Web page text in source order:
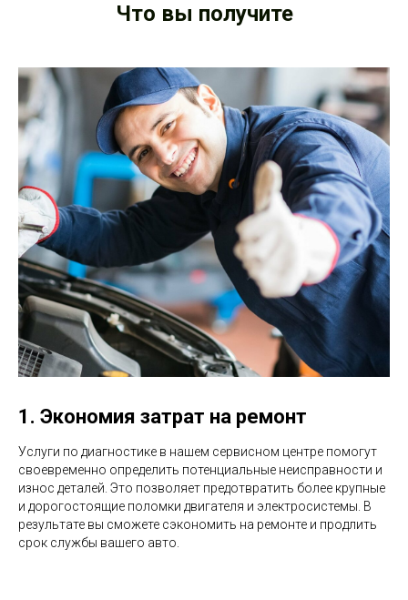
Что вы получите
1. Экономия затрат на ремонт
Услуги по диагностике в нашем сервисном центре помогут
своевременно определить потенциальные неисправности и
износ деталей. Это позволяет предотвратить более крупные
и дорогостоящие поломки двигателя и электросистемы. В
результате вы сможете сэкономить на ремонте и продлить
срок службы вашего авто.